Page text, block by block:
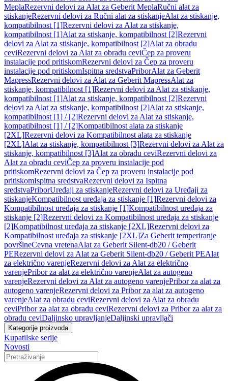
MeplaRezervni delovi za Alat za Geberit MeplaRučni alat za
stiskanjeRezervni delovi za Ručni alat za stiskanjeAlat za stiskanje,
kompatibilnost [1]Rezervni delovi za Alat za stiskanje,
kompatibilnost [1]Alat za stiskanje, kompatibilnost [2]Rezervni
delovi za Alat za stiskanje, kompatibilnost [2]Alat za obradu
ceviRezervni delovi za Alat za obradu ceviČep za proveru
instalacije pod pritiskomRezervni delovi za Čep za proveru
instalacije pod pritiskomIspitna sredstvaPriborAlat za Geberit
MapressRezervni delovi za Alat za Geberit MapressAlat za
stiskanje, kompatibilnost [1]Rezervni delovi za Alat za stiskanje,
kompatibilnost [1]Alat za stiskanje, kompatibilnost [2]Rezervni
delovi za Alat za stiskanje, kompatibilnost [2]Alat za stiskanje,
kompatibilnost [1] / [2]Rezervni delovi za Alat za stiskanje,
kompatibilnost [1] / [2]Kompatibilnost alata za stiskanje
[2XL]Rezervni delovi za Kompatibilnost alata za stiskanje
[2XL]Alat za stiskanje, kompatibilnost [3]Rezervni delovi za Alat za
stiskanje, kompatibilnost [3]Alat za obradu ceviRezervni delovi za
Alat za obradu ceviČep za proveru instalacije pod
pritiskomRezervni delovi za Čep za proveru instalacije pod
pritiskomIspitna sredstvaRezervni delovi za Ispitna
sredstvaPriborUređaji za stiskanjeRezervni delovi za Uređaji za
stiskanjeKompatibilnost uređaja za stiskanje [1]Rezervni delovi za
Kompatibilnost uređaja za stiskanje [1]Kompatibilnost uređaja za
stiskanje [2]Rezervni delovi za Kompatibilnost uređaja za stiskanje
[2]Kompatibilnost uređaja za stiskanje [2XL]Rezervni delovi za
Kompatibilnost uređaja za stiskanje [2XL]Za Geberit temperiranje
površineCevna vretenaAlat za Geberit Silent-db20 / Geberit
PERezervni delovi za Alat za Geberit Silent-db20 / Geberit PEAlat
za električno varenjeRezervni delovi za Alat za električno
varenjePribor za alat za električno varenjeAlat za autogeno
varenjeRezervni delovi za Alat za autogeno varenjePribor za alat za
autogeno varenjeRezervni delovi za Pribor za alat za autogeno
varenjeAlat za obradu ceviRezervni delovi za Alat za obradu
ceviPribor za alat za obradu ceviRezervni delovi za Pribor za alat za
obradu ceviDaljinsko upravljanjeDaljinski upravljači
Kategorije proizvoda
Kupatilske serije
Novosti